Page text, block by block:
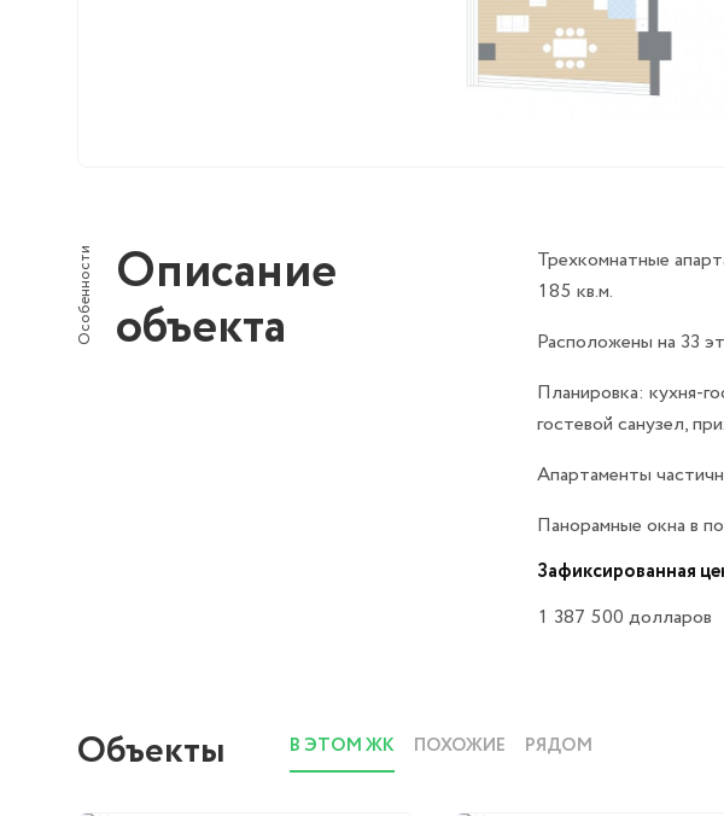
Особенности Описание
объекта
Трехкомнатные
185 кв.м.
Расположены на 33
Планировка: кухня-
гостевой санузел,
Апартаменты
Панорамные окна в
Зафиксированная
1 387 500 долларов
Объекты В ЭТОМ ЖК ПОХОЖИЕ РЯДОМ